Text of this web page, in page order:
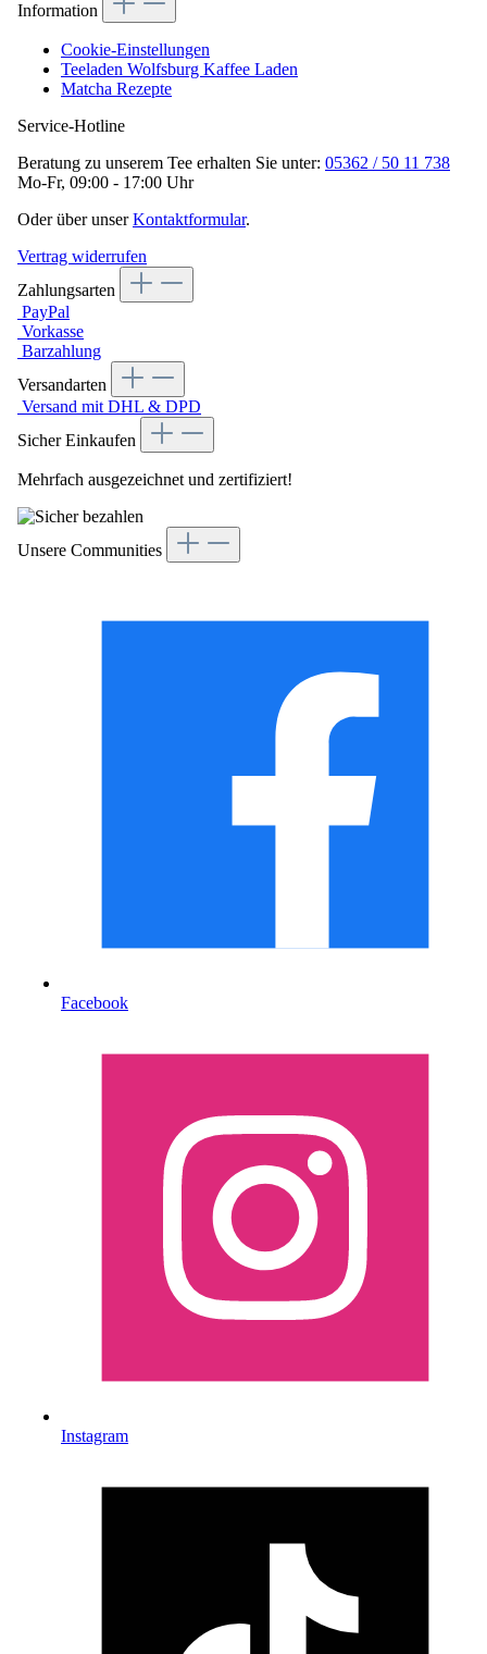
Information
Cookie-Einstellungen
Teeladen Wolfsburg Kaffee Laden
Matcha Rezepte
Service-Hotline
Beratung zu unserem Tee erhalten Sie unter: 05362 / 50 11 738
Mo-Fr, 09:00 - 17:00 Uhr
Oder über unserKontaktformular.
Vertrag widerrufen
Zahlungsarten
PayPal
Vorkasse
Barzahlung
Versandarten
Versand mit DHL & DPD
Sicher Einkaufen
Mehrfach ausgezeichnet und zertifiziert!
Unsere Communities
Facebook
Instagram